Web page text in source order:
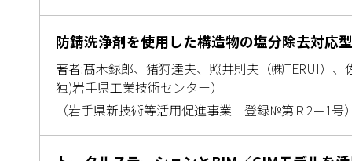
防錆洗浄剤を使用した構造物の塩分除去対応
著者:髙木録郎、猪狩達夫、照井則夫（㈱TERUI）、
独)岩手県工業技術センター）
（岩手県新技術等活用促進事業 登録№第Ｒ2－1号